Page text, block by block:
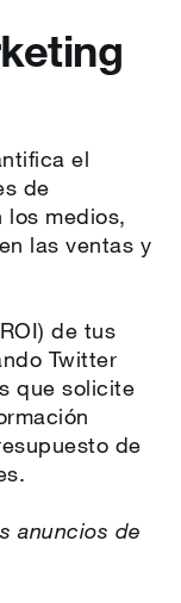
el
de
los medios,
las ventas y
de tus
Twitter
que solicite
de
anuncios de